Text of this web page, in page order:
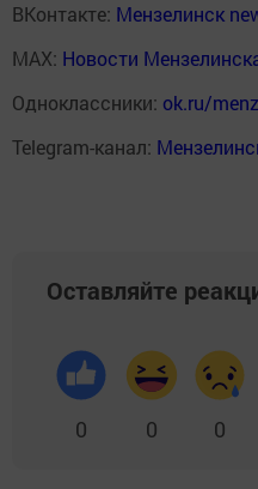
ВКонтакте: Мензелинск
MAX: Новости
Одноклассники: ok.ru/
Telegram-канал:
Оставляйте
0 0 0